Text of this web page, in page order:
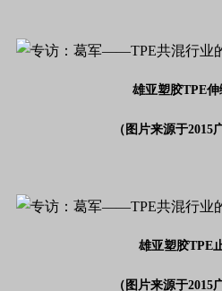
雄亚塑胶TPE
（图片来源于2015
雄亚塑胶TPE
（图片来源于2015